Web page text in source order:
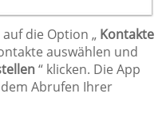
die Option „ Kontakte
auswählen und
“ klicken. Die App
Abrufen Ihrer